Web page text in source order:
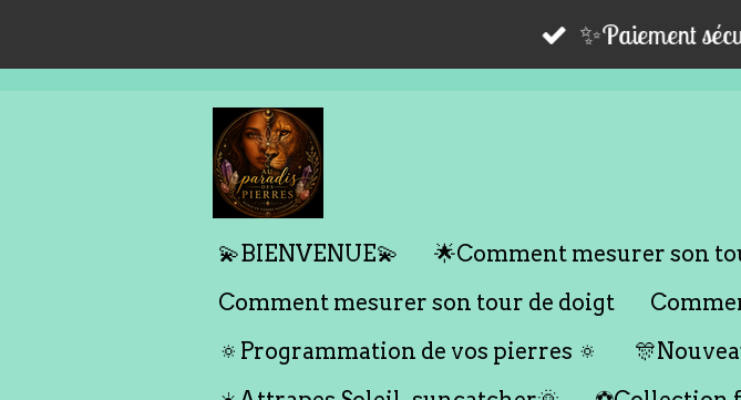
au
✨Paiement
💫BIENVENUE💫
🌟Comment mesurer son
Comment mesurer son tour de doigt
🔅Programmation de vos pierres 🔅